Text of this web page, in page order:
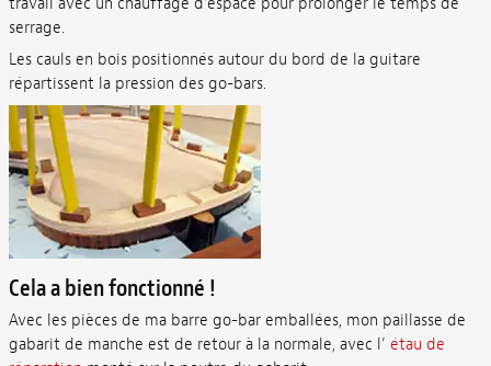
serrage.
Les cauls en bois positionnés autour du bord de la guitare
répartissent la pression des go-bars.
Cela a bien fonctionné !
Avec les pièces de ma barre go-bar emballées, mon paillasse de
gabarit de manche est de retour à la normale, avec l’ étau de